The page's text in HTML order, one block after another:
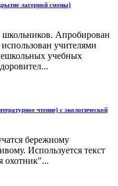
лагерной смены)
Апробирован
учителями
учебных
чтение) с экологической
бережному
Используется текст
охотник"...